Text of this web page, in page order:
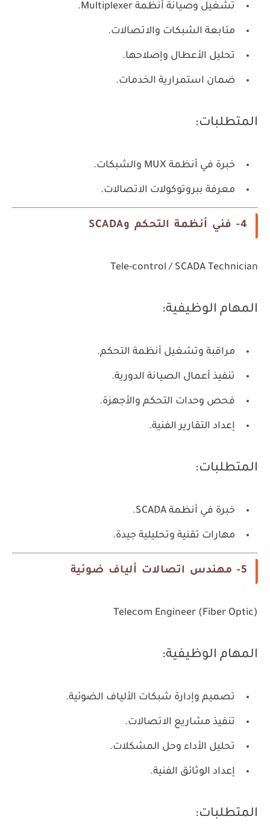
تشغيل وصيانة أنظمة Multiplexer.
متابعة الشبكات والاتصالات.
تحليل الأعطال وإصلاحها.
ضمان استمرارية الخدمات.
المتطلبات:
خبرة في أنظمة MUX والشبكات.
معرفة ببروتوكولات الاتصالات.
4- فني أنظمة التحكم وSCADA
Tele-control / SCADA Technician
المهام الوظيفية:
مراقبة وتشغيل أنظمة التحكم.
تنفيذ أعمال الصيانة الدورية.
فحص وحدات التحكم والأجهزة.
إعداد التقارير الفنية.
المتطلبات:
خبرة في أنظمة SCADA.
مهارات تقنية وتحليلية جيدة.
5- مهندس اتصالات ألياف ضوئية
Telecom Engineer (Fiber Optic)
المهام الوظيفية:
تصميم وإدارة شبكات الألياف الضوئية.
تنفيذ مشاريع الاتصالات.
تحليل الأداء وحل المشكلات.
إعداد الوثائق الفنية.
المتطلبات: